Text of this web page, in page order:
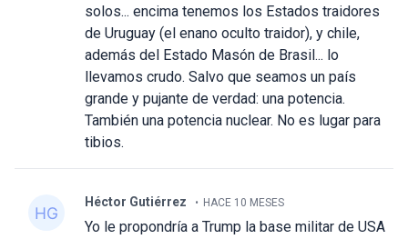
solos... encima tenemos los Estados traidores
de Uruguay (el enano oculto traidor), y chile,
además del Estado Masón de Brasil... lo
llevamos crudo. Salvo que seamos un país
grande y pujante de verdad: una potencia.
También una potencia nuclear. No es lugar para
tibios.
Héctor Gutiérrez HACE 10 MESES
Yo le propondría a Trump la base militar de USA